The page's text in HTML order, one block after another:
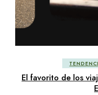
El favorito de los